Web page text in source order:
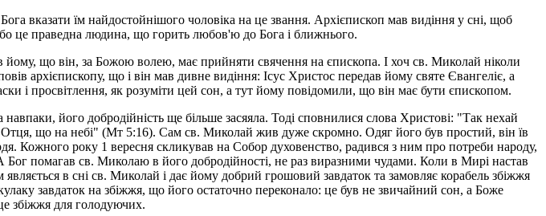
вказати їм найдостойнішого чоловіка на це звання. Архієпископ мав видіння у сні, щоб
це праведна людина, що горить любов'ю до Бога і ближнього.
що він, за Божою волею, має прийняти свячення на єпископа. І хоч св. Миколай ніколи
архієпископу, що і він мав дивне видіння: Ісус Христос передав йому святе Євангеліє, а
і просвітлення, як розуміти цей сон, а тут йому повідомили, що він має бути єпископом.
його добродійність ще більше засяяла. Тоді сповнилися слова Христові: "Так нехай
що на небі" (Мт 5:16). Сам св. Миколай жив дуже скромно. Одяг його був простий, він їв
Кожного року 1 вересня скликував на Собор духовенство, радився з ним про потреби народу,
помагав св. Миколаю в його добродійності, не раз виразними чудами. Коли в Мирі настав
в сні св. Миколай і дає йому добрий грошовий завдаток та замовляє корабель збіжжя
завдаток на збіжжя, що його остаточно переконало: це був не звичайний сон, а Боже
збіжжя для голодуючих.